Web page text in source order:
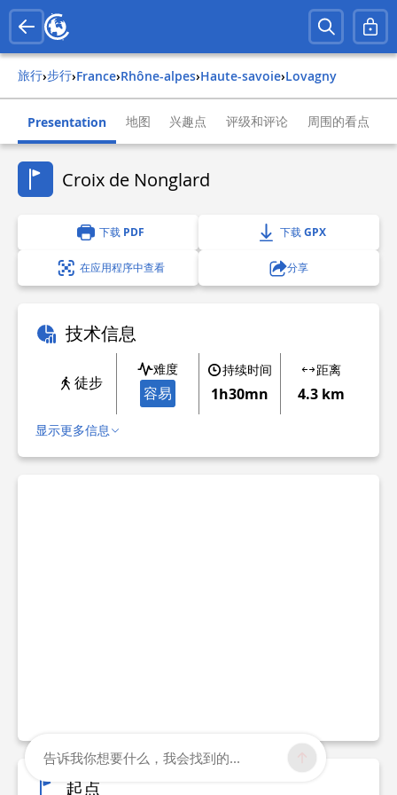
旅行› 步行› france› rhône-alpes› haute-savoie› lovagny
Presentation 地图 兴趣点 评级和评论 周围的看点
Croix de Nonglard
下载 PDF 下载 GPX
在应用程序中查看 分享
技术信息
徒步
难度
容易
持续时间
1h30mn
距离
4.3 km
显示更多信息
起点
告诉我你想要什么，我会找到的...